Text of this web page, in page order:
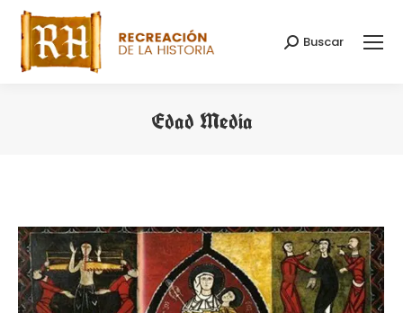
Search:
Buscar
Edad Media